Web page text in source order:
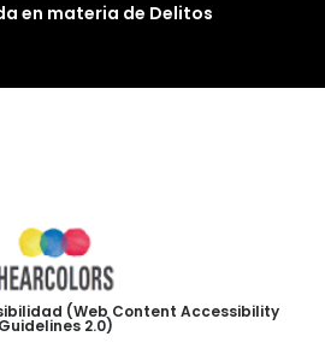
en materia de Delitos
(Web Content Accessibility
Guidelines 2.0)